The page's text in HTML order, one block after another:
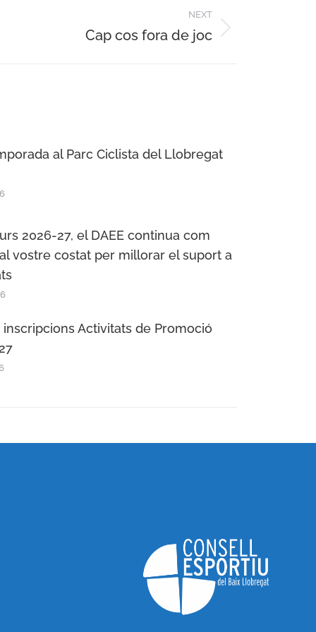
NEXT
Cap cos fora de joc
al Parc Ciclista del Llobregat
2026-27, el DAEE continua com
vostre costat per millorar el suport a
Activitats de Promoció